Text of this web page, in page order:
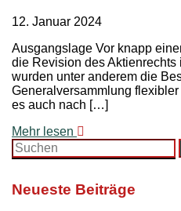
12. Januar 2024
Ausgangslage Vor knapp
die Revision des Aktienrechts
wurden unter anderem die
Generalversammlung
es auch nach […]
Mehr lesen
Search
for:
Neueste Beiträge